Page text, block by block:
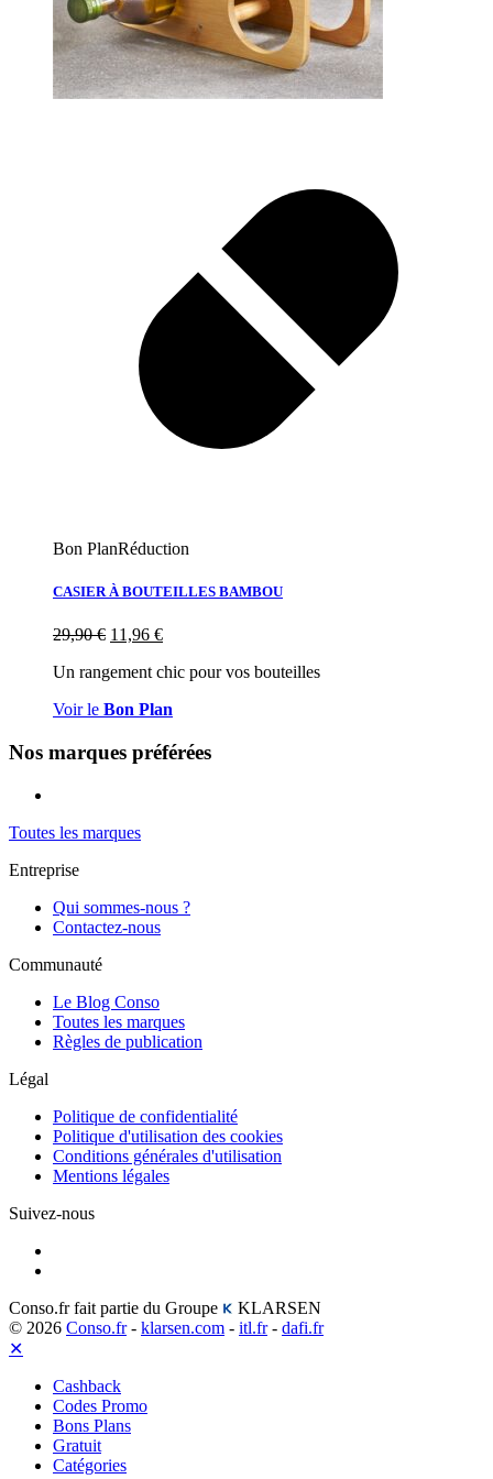
Bon PlanRéduction
CASIER À BOUTEILLES BAMBOU
29,90€ 11,96 €
Un rangement chic pour vos bouteilles
Voir le Bon Plan
Nos marques préférées
Toutes les marques
Entreprise
Qui sommes-nous ?
Contactez-nous
Communauté
Le Blog Conso
Toutes les marques
Règles de publication
Légal
Politique de confidentialité
Politique d'utilisation des cookies
Conditions générales d'utilisation
Mentions légales
Suivez-nous
Conso.fr fait partie du Groupe
KLARSEN
© 2026 Conso.fr- klarsen.com - itl.fr- dafi.fr
✕
Cashback
Codes Promo
Bons Plans
Gratuit
Catégories